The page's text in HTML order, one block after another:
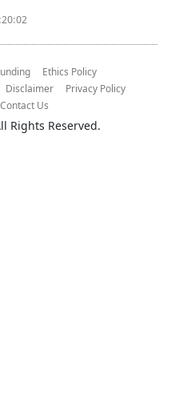
Ethics Policy
Disclaimer
Privacy Policy
Contact Us
Rights Reserved.